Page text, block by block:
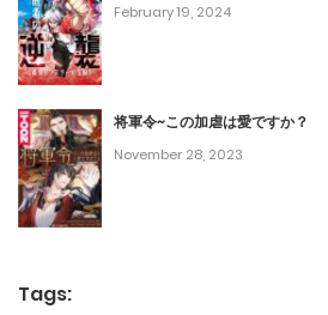
December 30, 2023
第4話
December 26, 2023
第3話
December 26, 2023
February 19, 2024
将軍令~この加虐は愛ですか？
November 28, 2023
Tags: